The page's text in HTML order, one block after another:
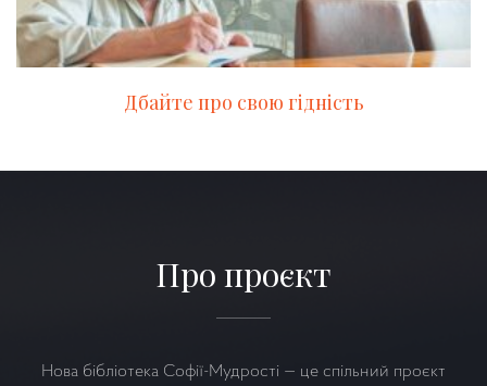
Дбайте про свою гідність
Про проєкт
Нова бібліотека Софії-Мудрості — це спільний проєкт